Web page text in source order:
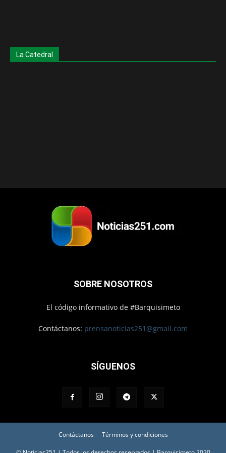
La Catedral
SOBRE NOSOTROS
El código informativo de #Barquisimeto
Contáctanos: prensanoticias251@gmail.com
SÍGUENOS
Contáctanos Términos y condiciones